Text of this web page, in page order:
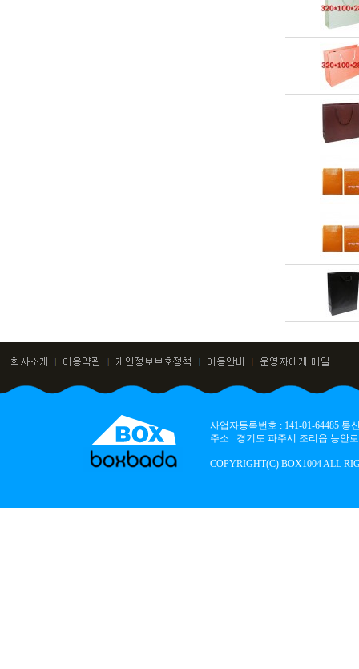
사업자등록번호 : 141-01-64485
주소 : 경기도 파주시 조리읍 능안
COPYRIGHT(C) BOX1004 ALL